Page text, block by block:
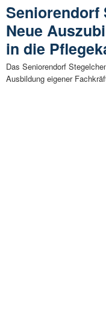
Seniorendorf
Neue
in die
Das Seniorendorf
Ausbildung eigener